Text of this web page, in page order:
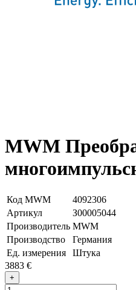
MWM
Код MWM
4092306
Артикул
З00005044
Производитель MWM
Производство
Германия
Ед. измерения
Штука
3883 €
+